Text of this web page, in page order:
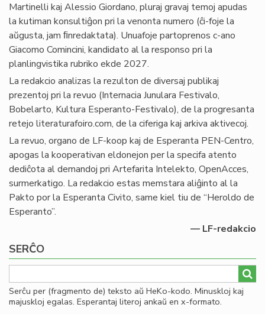
Martinelli kaj Alessio Giordano, pluraj gravaj temoj apudas
la kutiman konsultiĝon pri la venonta numero (ĉi-foje la
aŭgusta, jam ﬁnredaktata). Unuafoje partoprenos c-ano
Giacomo Comincini, kandidato al la responso pri la
planlingvistika rubriko ekde 2027.
La redakcio analizas la rezulton de diversaj publikaj
prezentoj pri la revuo (Internacia Junulara Festivalo,
Bobelarto, Kultura Esperanto-Festivalo), de la progresanta
retejo literaturafoiro.com, de la ciferiga kaj arkiva aktivecoj.
La revuo, organo de LF-koop kaj de Esperanta PEN-Centro,
apogas la kooperativan eldonejon per la specifa atento
dediĉota al demandoj pri Artefarita Intelekto, OpenAcces,
surmerkatigo. La redakcio estas memstara aliĝinto al la
Pakto por la Esperanta Civito, same kiel tiu de “Heroldo de
Esperanto”.
— LF-redakcio
SERĈO
Serĉu per (fragmento de) teksto aŭ HeKo-kodo. Minuskloj kaj
majuskloj egalas. Esperantaj literoj ankaŭ en x-formato.